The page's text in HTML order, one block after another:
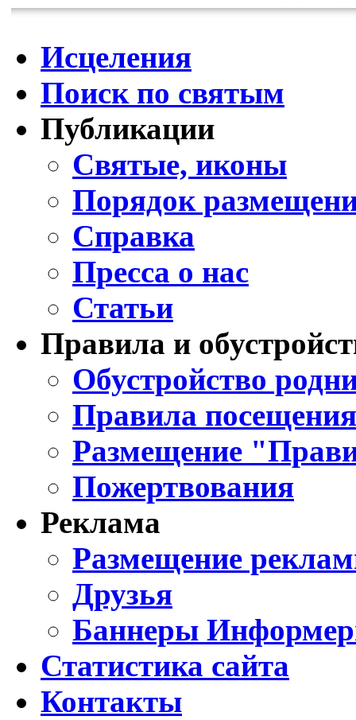
Исцеления
Поиск по святым
Публикации
Святые, иконы
Порядок
Справка
Пресса о нас
Статьи
Правила и
Обустройство
Правила
Размещение
Пожертвования
Реклама
Размещение
Друзья
Баннеры
Статистика сайта
Контакты